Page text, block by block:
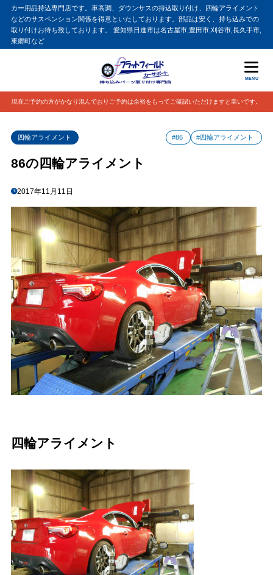
カー用品持込専門店です。車高調、ダウンサスの持込取り付け、四輪アライメント
などのサスペンション関係を得意といたしております。部品は安く、持ち込みでの
取り付けお待ち致しております。 愛知県日進市は名古屋市,豊田市,刈谷市,長久手市,
東郷町など
MENU
現在ご予約の方がかなり混んでおりご予約は余裕をもってご確認いただけますと幸いです。
四輪アライメント #86 #四輪アライメント
86の四輪アライメント
2017年11月11日
四輪アライメント